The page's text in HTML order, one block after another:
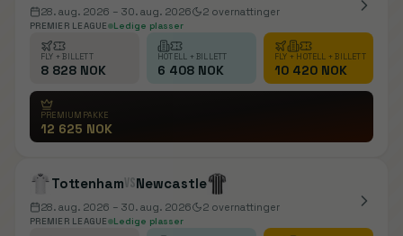
28. aug. 2026 – 30. aug. 2026 2 overnattinger
PREMIER LEAGUE Ledige plasser
FLY + BILLETT
8 828 NOK
HOTELL + BILLETT
6 408 NOK
FLY + HOTELL + BILLETT
10 420 NOK
PREMIUMPAKKE
12 625 NOK
TottenhamvsNewcastle
28. aug. 2026 – 30. aug. 2026 2 overnattinger
PREMIER LEAGUE Ledige plasser